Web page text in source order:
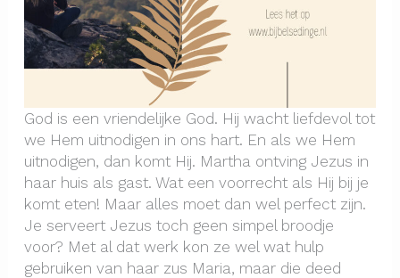
God is een vriendelijke God. Hij wacht liefdevol tot
we Hem uitnodigen in ons hart. En als we Hem
uitnodigen, dan komt Hij. Martha ontving Jezus in
haar huis als gast. Wat een voorrecht als Hij bij je
komt eten! Maar alles moet dan wel perfect zijn.
Je serveert Jezus toch geen simpel broodje
voor? Met al dat werk kon ze wel wat hulp
gebruiken van haar zus Maria, maar die deed